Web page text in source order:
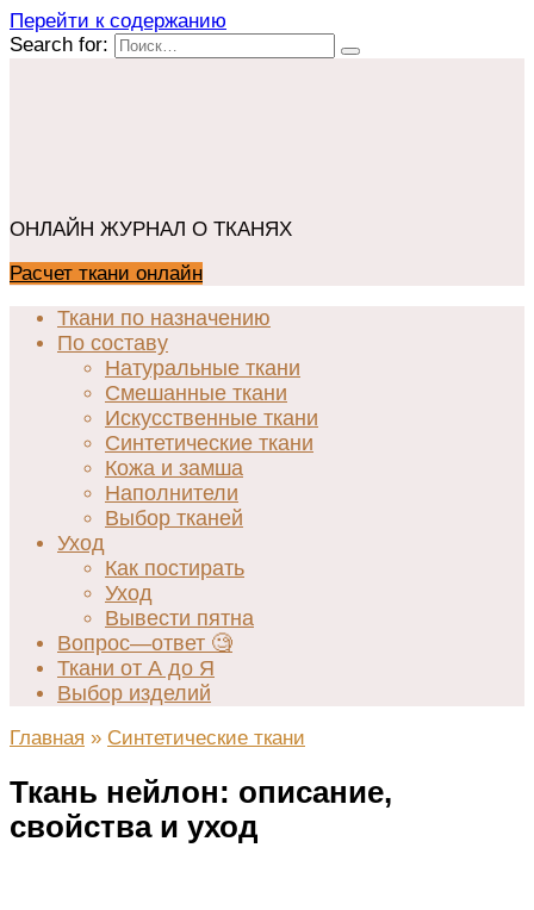
Перейти к содержанию
Search for:
ОНЛАЙН ЖУРНАЛ О ТКАНЯХ
Расчет ткани онлайн
Ткани по назначению
По составу
Натуральные ткани
Смешанные ткани
Искусственные ткани
Синтетические ткани
Кожа и замша
Наполнители
Выбор тканей
Уход
Как постирать
Уход
Вывести пятна
Вопрос—ответ 🧐
Ткани от А до Я
Выбор изделий
Главная » Синтетические ткани
Ткань нейлон: описание,
свойства и уход